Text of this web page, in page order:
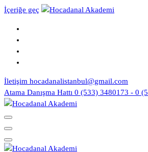
İçeriğe geç
İletişim hocadanalistanbul@gmail.com
Atama Danışma Hattı 0 (533) 3480173 - 0